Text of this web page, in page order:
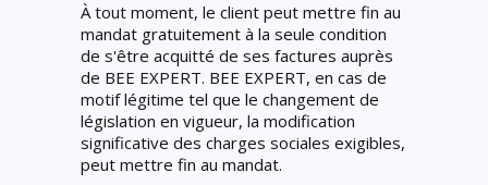
À tout moment, le client peut mettre fin au
mandat gratuitement à la seule condition
de s'être acquitté de ses factures auprès
de BEE EXPERT. BEE EXPERT, en cas de
motif légitime tel que le changement de
législation en vigueur, la modification
significative des charges sociales exigibles,
peut mettre fin au mandat.